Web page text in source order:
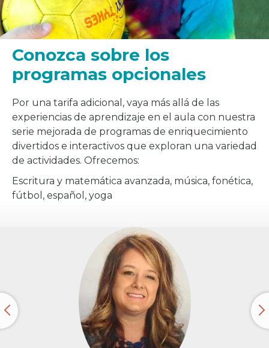
Conozca sobre los
programas opcionales
Por una tarifa adicional, vaya más allá de las
experiencias de aprendizaje en el aula con nuestra
serie mejorada de programas de enriquecimiento
divertidos e interactivos que exploran una variedad
de actividades. Ofrecemos:
Escritura y matemática avanzada, música, fonética,
fútbol, español, yoga